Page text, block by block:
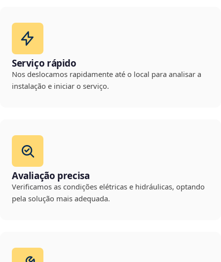
Serviço rápido
Nos deslocamos rapidamente até o local para analisar a
instalação e iniciar o serviço.
Avaliação precisa
Verificamos as condições elétricas e hidráulicas, optando
pela solução mais adequada.